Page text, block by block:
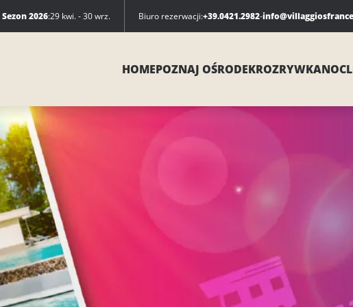
Sezon 2026:29 kwi. - 30 wrz. Biuro rezerwacji:+39.0421.2982-
HOMEPOZNAJ OŚRODEKROZRYWKA